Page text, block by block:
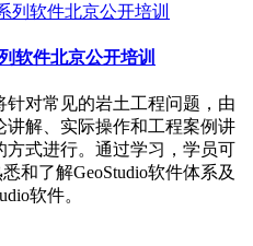
软件北京公开培训
对常见的岩土工程问题，由
讲解、实际操作和工程案例讲
方式进行。通过学习，学员可
和了解GeoStudio软件体系及
软件。